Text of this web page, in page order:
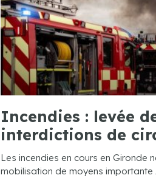
Incendies : levée
interdictions de
Les incendies en cours en Gironde
mobilisation de moyens importante